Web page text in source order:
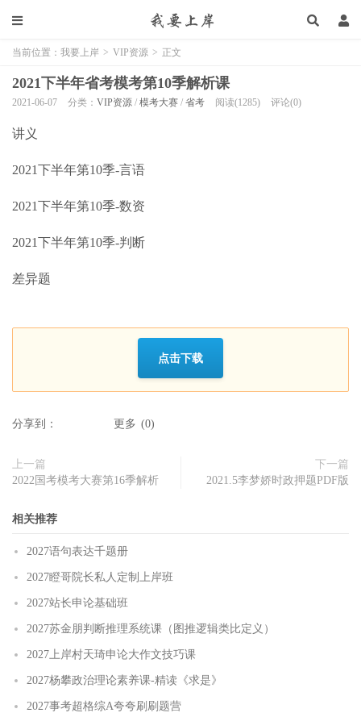
当前位置： 我要上岸 > VIP资源 > 正文
2021下半年省考模考第10季解析课
2021-06-07 分类： VIP资源 / 模考大赛 / 省考 阅读(1285) 评论(0)
讲义
2021下半年第10季-言语
2021下半年第10季-数资
2021下半年第10季-判断
差异题
点击下载
分享到： 更多 (0)
上一篇
2022国考模考大赛第16季解析
下一篇
2021.5李梦娇时政押题PDF版
相关推荐
2027语句表达千题册
2027瞪哥院长私人定制上岸班
2027站长申论基础班
2027苏金朋判断推理系统课（图推逻辑类比定义）
2027上岸村天琦申论大作文技巧课
2027杨攀政治理论素养课-精读《求是》
2027事考超格综A夸夸刷刷题营